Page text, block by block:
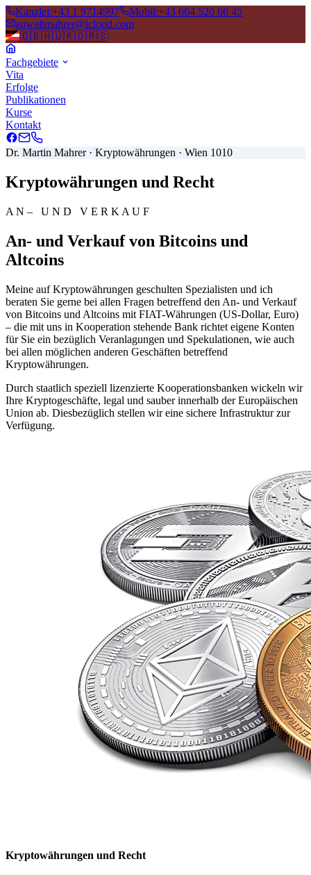
Kanzlei:+43 1 9714997 Mobil:+43 664 520 66 45
anwaltmahrer@icloud.com
🇬🇧🇭🇺🇷🇴🇷🇸
Fachgebiete
Vita
Erfolge
Publikationen
Kurse
Kontakt
Dr. Martin Mahrer · Kryptowährungen · Wien 1010
Kryptowährungen und Recht
A N – U N D V E R K A U F
An- und Verkauf von Bitcoins und
Altcoins
Meine auf Kryptowährungen geschulten Spezialisten und ich
beraten Sie gerne bei allen Fragen betreffend den An- und Verkauf
von Bitcoins und Altcoins mit FIAT-Währungen (US-Dollar, Euro)
– die mit uns in Kooperation stehende Bank richtet eigene Konten
für Sie ein bezüglich Veranlagungen und Spekulationen, wie auch
bei allen möglichen anderen Geschäften betreffend
Kryptowährungen.
Durch staatlich speziell lizenzierte Kooperationsbanken wickeln wir
Ihre Kryptogeschäfte, legal und sauber innerhalb der Europäischen
Union ab. Diesbezüglich stellen wir eine sichere Infrastruktur zur
Verfügung.
Kryptowährungen und Recht